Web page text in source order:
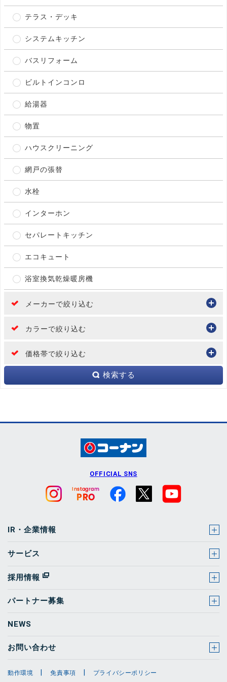
テラス・デッキ
システムキッチン
バスリフォーム
ビルトインコンロ
給湯器
物置
ハウスクリーニング
網戸の張替
水栓
インターホン
セパレートキッチン
エコキュート
浴室換気乾燥暖房機
メーカーで絞り込む
カラーで絞り込む
価格帯で絞り込む
検索する
OFFICIAL SNS
IR・企業情報
サービス
採用情報
パートナー募集
NEWS
お問い合わせ
動作環境 免責事項 プライバシーポリシー